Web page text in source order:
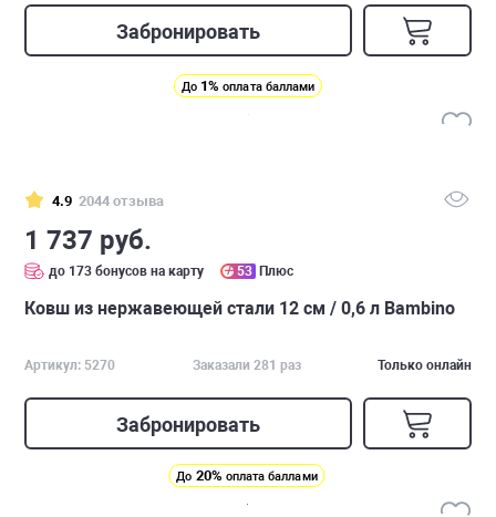
Забронировать
До 1% оплата баллами
4.9 2044 отзыва
1 737 руб.
до 173 бонусов на карту 53 Плюс
Ковш из нержавеющей стали 12 см / 0,6 л Bambino
Артикул: 5270 Заказали 281 раз Только онлайн
Забронировать
До 20% оплата баллами